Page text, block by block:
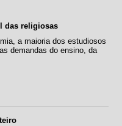
das religiosas
a maioria dos estudiosos
demandas do ensino, da